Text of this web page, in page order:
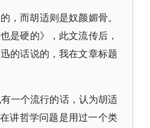
而胡适则是奴颜媚骨。
是硬的》，此文流传后，
的话说的，我在文章标题
一个流行的话，认为胡适
讲哲学问题是用过一个类